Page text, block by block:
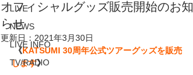
LIVE
NEWS
LIVE INFO
TV/RADIO
オフィシャルグッズ販売開始のお知
らせ
更新日： 2021年3月30日
《KATSUMI 30周年公式ツアーグッズを販売
します》